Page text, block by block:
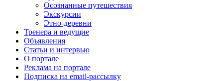
Осознанные путешествия
Экскурсии
Этно-деревни
Тренера и ведущие
Объявления
Статьи и интервью
О портале
Реклама на портале
Подписка на email-рассылку